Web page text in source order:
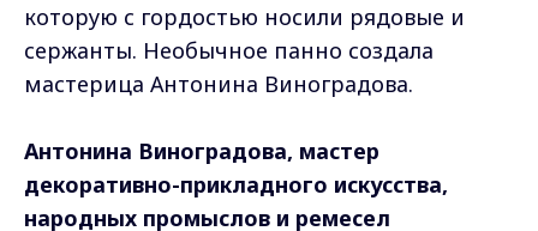
которую с гордостью носили рядовые и
сержанты. Необычное панно создала
мастерица Антонина Виноградова.
Антонина Виноградова, мастер
декоративно-прикладного искусства,
народных промыслов и ремесел